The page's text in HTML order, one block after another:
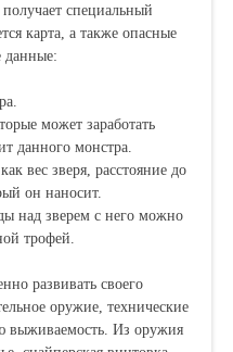
специальный
карта, а также опасные
данные:
может заработать
данного монстра.
вес зверя, расстояние до
он наносит.
над зверем с него можно
трофей.
развивать своего
оружие, технические
выживаемость. Из оружия